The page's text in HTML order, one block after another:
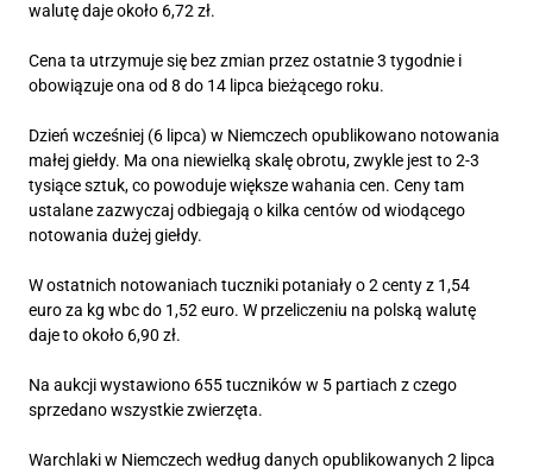
walutę daje około 6,72 zł.
Cena ta utrzymuje się bez zmian przez ostatnie 3 tygodnie i
obowiązuje ona od 8 do 14 lipca bieżącego roku.
Dzień wcześniej (6 lipca) w Niemczech opublikowano notowania
małej giełdy. Ma ona niewielką skalę obrotu, zwykle jest to 2-3
tysiące sztuk, co powoduje większe wahania cen. Ceny tam
ustalane zazwyczaj odbiegają o kilka centów od wiodącego
notowania dużej giełdy.
W ostatnich notowaniach tuczniki potaniały o 2 centy z 1,54
euro za kg wbc do 1,52 euro. W przeliczeniu na polską walutę
daje to około 6,90 zł.
Na aukcji wystawiono 655 tuczników w 5 partiach z czego
sprzedano wszystkie zwierzęta.
Warchlaki w Niemczech według danych opublikowanych 2 lipca